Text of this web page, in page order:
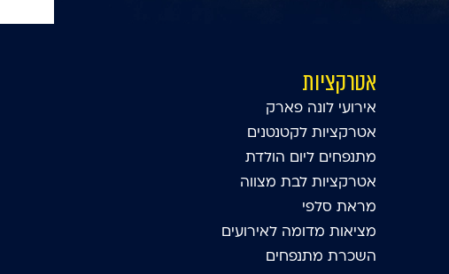
אטרקציות
אירועי לונה פארק
אטרקציות לקטנטנים
מתנפחים ליום הולדת
אטרקציות לבת מצווה
מראת סלפי
מציאות מדומה לאירועים
השכרת מתנפחים